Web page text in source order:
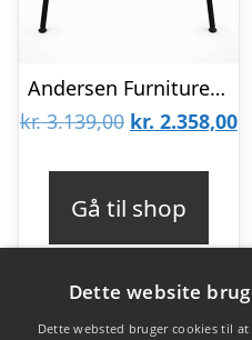
Andersen Furniture Scope spisebordsstol – Sort / Zink / Hvidpig. mat lak : Erling Christensen Møbler
kr.3.139,00 Den
kr. 2.358,00
Gå til shop
Dette website
Dette websted bruger cookies til